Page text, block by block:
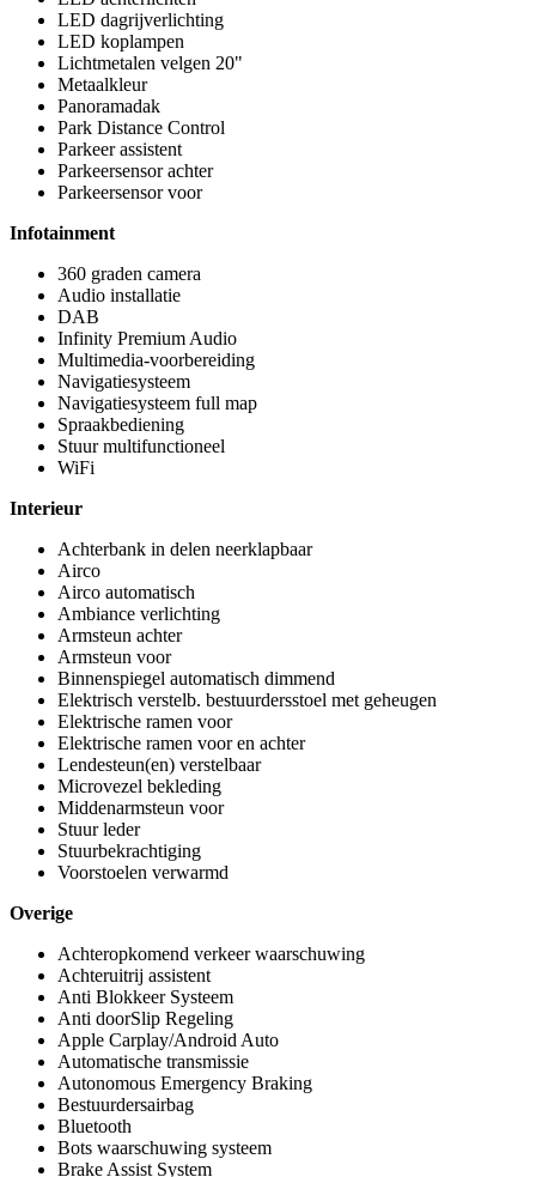
LED dagrijverlichting
LED koplampen
Lichtmetalen velgen 20"
Metaalkleur
Panoramadak
Park Distance Control
Parkeer assistent
Parkeersensor achter
Parkeersensor voor
Infotainment
360 graden camera
Audio installatie
DAB
Infinity Premium Audio
Multimedia-voorbereiding
Navigatiesysteem
Navigatiesysteem full map
Spraakbediening
Stuur multifunctioneel
WiFi
Interieur
Achterbank in delen neerklapbaar
Airco
Airco automatisch
Ambiance verlichting
Armsteun achter
Armsteun voor
Binnenspiegel automatisch dimmend
Elektrisch verstelb. bestuurdersstoel met geheugen
Elektrische ramen voor
Elektrische ramen voor en achter
Lendesteun(en) verstelbaar
Microvezel bekleding
Middenarmsteun voor
Stuur leder
Stuurbekrachtiging
Voorstoelen verwarmd
Overige
Achteropkomend verkeer waarschuwing
Achteruitrij assistent
Anti Blokkeer Systeem
Anti doorSlip Regeling
Apple Carplay/Android Auto
Automatische transmissie
Autonomous Emergency Braking
Bestuurdersairbag
Bluetooth
Bots waarschuwing systeem
Brake Assist System